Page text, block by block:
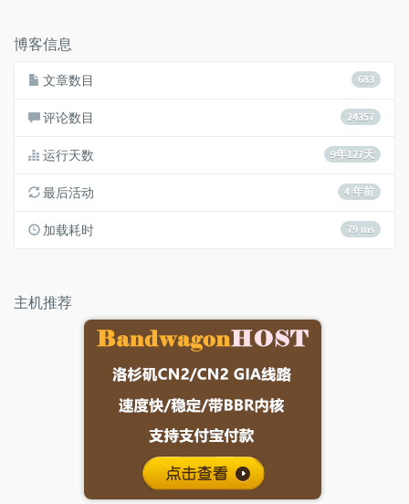
博客信息
683
文章数目
24357
评论数目
9年127天
运行天数
4 年前
最后活动
79 ms
加载耗时
主机推荐